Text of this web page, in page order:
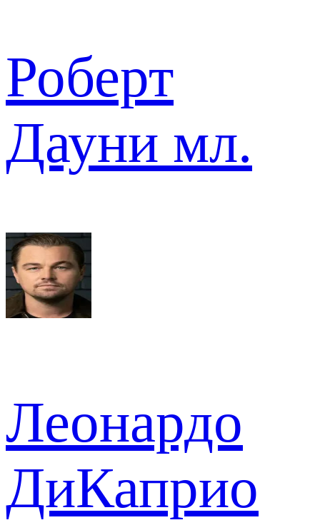
Роберт
Дауни мл.
Леонардо
ДиКаприо